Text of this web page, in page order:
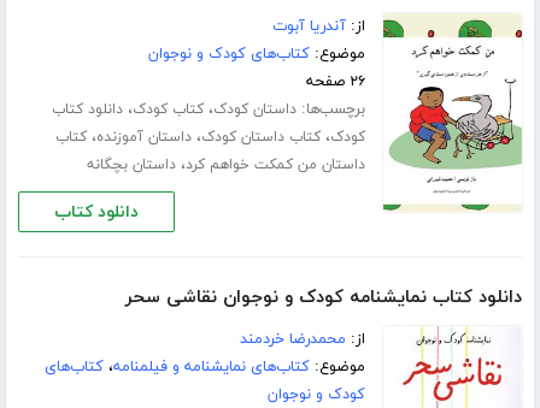
از:آندریا آبوت
موضوع:کتاب‌های کودک و نوجوان
۲۶ صفحه
برچسب‌ها:داستان کودک،کتاب کودک،دانلود کتاب
کودک،کتاب داستان کودک،داستان آموزنده،کتاب
داستان من کمکت خواهم کرد،داستان بچگانه
دانلود کتاب
دانلود کتاب نمایشنامه کودک و نوجوان نقاشی سحر
از: محمدرضا خردمند
موضوع:کتاب‌های نمایشنامه و فیلمنامه،کتاب‌های
کودک و نوجوان